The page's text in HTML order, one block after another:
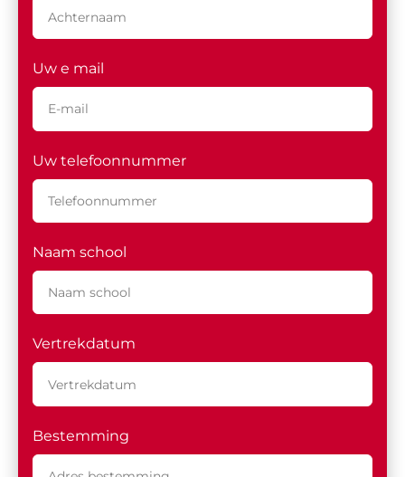
Uw e mail
Uw telefoonnummer
Naam school
Vertrekdatum
Bestemming